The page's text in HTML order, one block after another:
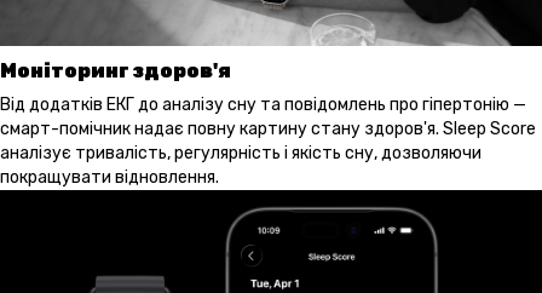
Моніторинг здоров'я
Від додатків ЕКГ до аналізу сну та повідомлень про гіпертонію —
смарт-помічник надає повну картину стану здоров'я. Sleep Score
аналізує тривалість, регулярність і якість сну, дозволяючи
покращувати відновлення.